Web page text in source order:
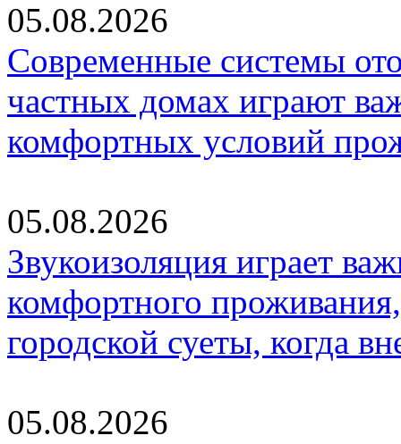
05.08.2026
Современные системы
частных домах играют
комфортных условий
05.08.2026
Звукоизоляция играет
комфортного
городской суеты, когда
05.08.2026